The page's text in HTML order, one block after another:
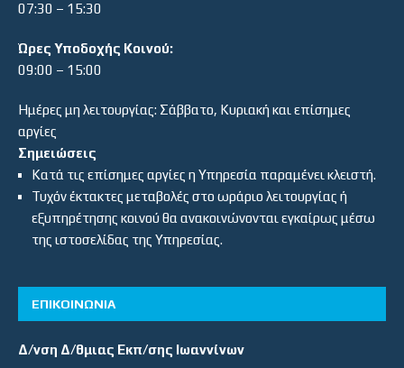
07:30 – 15:30
Ώρες Υποδοχής Κοινού:
09:00 – 15:00
Ημέρες μη λειτουργίας: Σάββατο, Κυριακή και επίσημες
αργίες
Σημειώσεις
Κατά τις επίσημες αργίες η Υπηρεσία παραμένει κλειστή.
Τυχόν έκτακτες μεταβολές στο ωράριο λειτουργίας ή
εξυπηρέτησης κοινού θα ανακοινώνονται εγκαίρως μέσω
της ιστοσελίδας της Υπηρεσίας.
ΕΠΙΚΟΙΝΩΝΙΑ
Δ/νση Δ/θμιας Εκπ/σης Ιωαννίνων